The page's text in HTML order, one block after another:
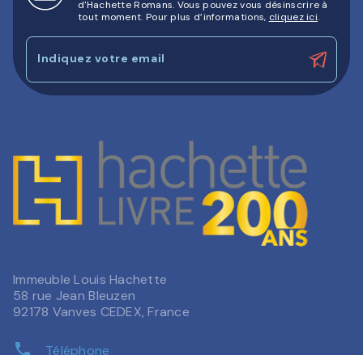
d'Hachette Romans. Vous pouvez vous désinscrire à
tout moment. Pour plus d’informations, cliquez ici.
Indiquez votre email
Immeuble Louis Hachette
58 rue Jean Bleuzen
92178 Vanves CEDEX, France
phone Téléphone